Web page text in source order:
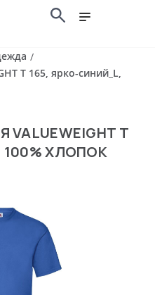
/
T 165, ярко-синий_L,
T
ХЛОПОК